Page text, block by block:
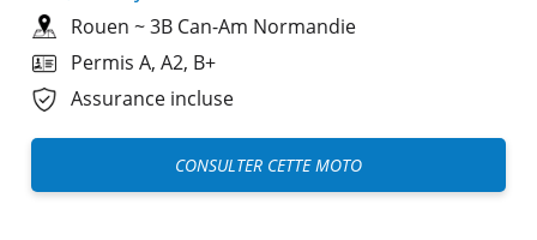
Rouen ~3B Can-Am Normandie
Permis A, A2, B+
Assurance incluse
CONSULTER CETTE MOTO